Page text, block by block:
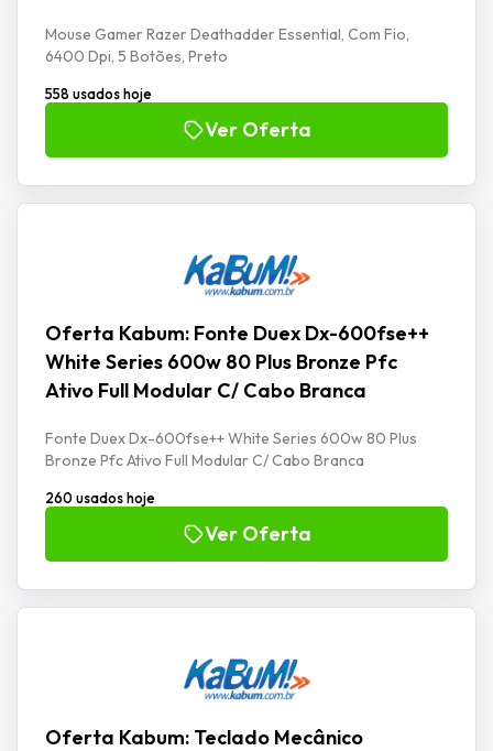
Mouse Gamer Razer Deathadder Essential, Com Fio,
6400 Dpi, 5 Botões, Preto
558 usados hoje
Ver Oferta
Oferta Kabum: Fonte Duex Dx-600fse++
White Series 600w 80 Plus Bronze Pfc
Ativo Full Modular C/ Cabo Branca
Fonte Duex Dx-600fse++ White Series 600w 80 Plus
Bronze Pfc Ativo Full Modular C/ Cabo Branca
260 usados hoje
Ver Oferta
Oferta Kabum: Teclado Mecânico